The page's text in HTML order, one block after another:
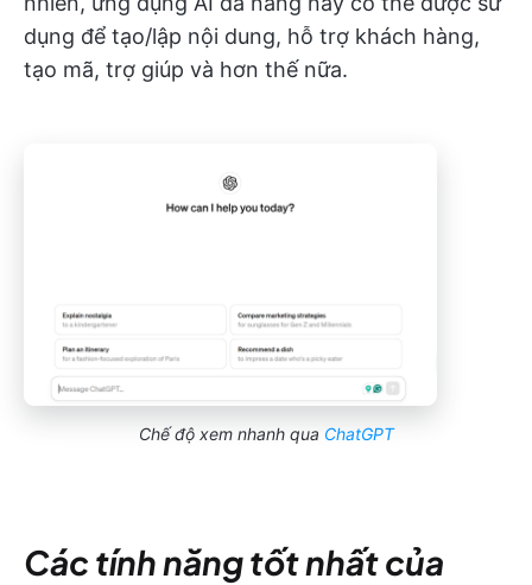
dụng để tạo/lập nội dung, hỗ trợ khách hàng,
tạo mã, trợ giúp và hơn thế nữa.
Chế độ xem nhanh qua ChatGPT
Các tính năng tốt nhất của